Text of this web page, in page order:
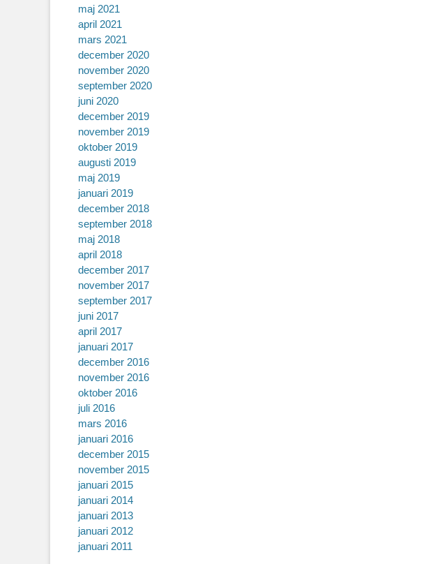
maj 2021
april 2021
mars 2021
december 2020
november 2020
september 2020
juni 2020
december 2019
november 2019
oktober 2019
augusti 2019
maj 2019
januari 2019
december 2018
september 2018
maj 2018
april 2018
december 2017
november 2017
september 2017
juni 2017
april 2017
januari 2017
december 2016
november 2016
oktober 2016
juli 2016
mars 2016
januari 2016
december 2015
november 2015
januari 2015
januari 2014
januari 2013
januari 2012
januari 2011